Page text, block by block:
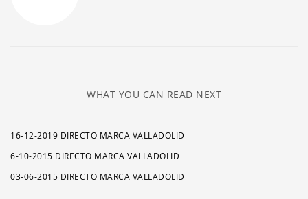
WHAT YOU CAN READ NEXT
16-12-2019 DIRECTO MARCA VALLADOLID
6-10-2015 DIRECTO MARCA VALLADOLID
03-06-2015 DIRECTO MARCA VALLADOLID